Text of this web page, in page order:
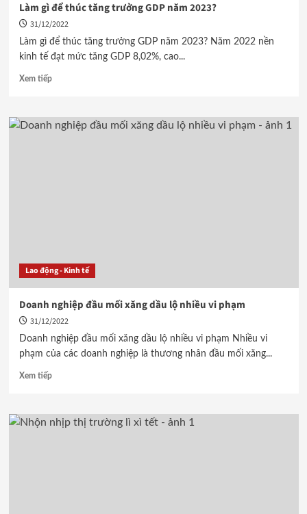
Làm gì để thúc tăng trưởng GDP năm 2023?
31/12/2022
Làm gì để thúc tăng trưởng GDP năm 2023? Năm 2022 nền
kinh tế đạt mức tăng GDP 8,02%, cao...
Xem tiếp
Lao động - Kinh tế
Doanh nghiệp đầu mối xăng dầu lộ nhiều vi phạm
31/12/2022
Doanh nghiệp đầu mối xăng dầu lộ nhiều vi phạm Nhiều vi
phạm của các doanh nghiệp là thương nhân đầu mối xăng...
Xem tiếp